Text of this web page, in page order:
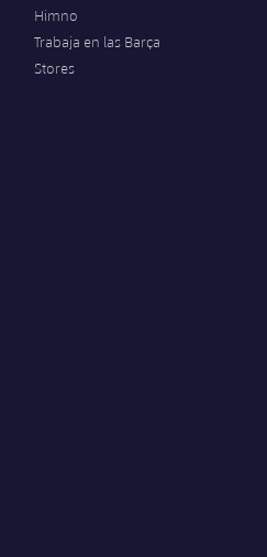
Himno
Trabaja en las Barça
Stores